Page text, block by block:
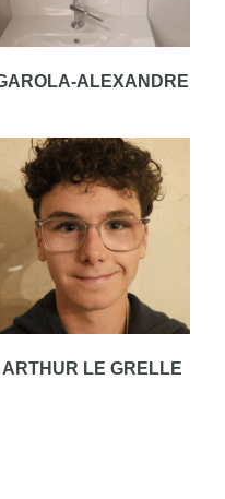
ALEXANDRE
ARTHUR LE GRELLE